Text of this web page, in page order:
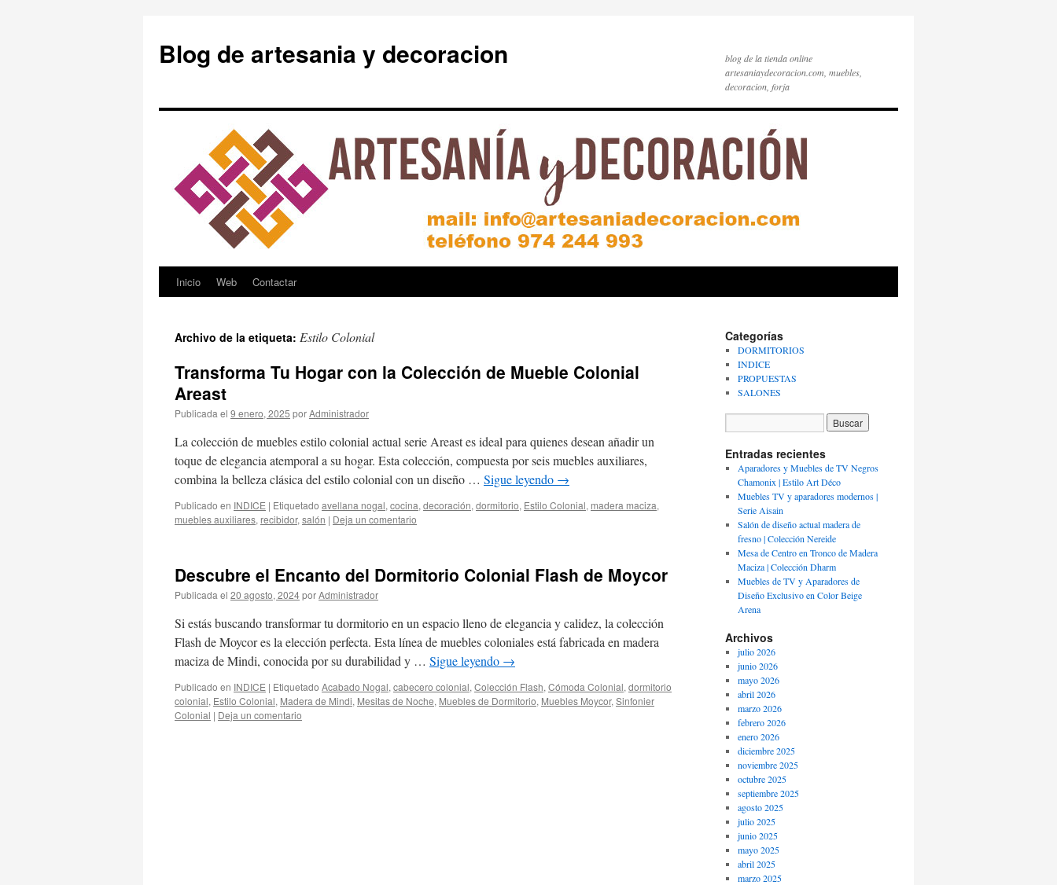
Blog de artesania y decoracion
blog de la tienda online
artesaniaydecoracion.com, muebles,
decoracion, forja
Saltar
contenido
Inicio Web Contactar
Archivo de la etiqueta: Estilo Colonial
Transforma Tu Hogar con la Colección de Mueble Colonial
Areast
Publicada el 9 enero, 2025 porAdministrador
La colección de muebles estilo colonial actual serie Areast es ideal para quienes desean añadir un
toque de elegancia atemporal a su hogar. Esta colección, compuesta por seis muebles auxiliares,
combina la belleza clásica del estilo colonial con un diseño … Sigue leyendo →
Publicado en INDICE | Etiquetado avellana nogal, cocina, decoración, dormitorio, Estilo Colonial, madera maciza,
muebles auxiliares, recibidor, salón | Deja un comentario
Descubre el Encanto del Dormitorio Colonial Flash de Moycor
Publicada el 20 agosto, 2024porAdministrador
Si estás buscando transformar tu dormitorio en un espacio lleno de elegancia y calidez, la colección
Flash de Moycor es la elección perfecta. Esta línea de muebles coloniales está fabricada en madera
maciza de Mindi, conocida por su durabilidad y … Sigue leyendo →
Publicado en INDICE | Etiquetado Acabado Nogal, cabecero colonial, Colección Flash, Cómoda Colonial, dormitorio
colonial, Estilo Colonial, Madera de Mindi, Mesitas de Noche, Muebles de Dormitorio, Muebles Moycor, Sinfonier
Colonial | Deja un comentario
Categorías
DORMITORIOS
INDICE
PROPUESTAS
SALONES
Entradas recientes
Aparadores y Muebles de TV Negros
Chamonix | Estilo Art Déco
Muebles TV y aparadores modernos |
Serie Aisain
Salón de diseño actual madera de
fresno | Colección Nereide
Mesa de Centro en Tronco de Madera
Maciza | Colección Dharm
Muebles de TV y Aparadores de
Diseño Exclusivo en Color Beige
Arena
Archivos
julio 2026
junio 2026
mayo 2026
abril 2026
marzo 2026
febrero 2026
enero 2026
diciembre 2025
noviembre 2025
octubre 2025
septiembre 2025
agosto 2025
julio 2025
junio 2025
mayo 2025
abril 2025
marzo 2025